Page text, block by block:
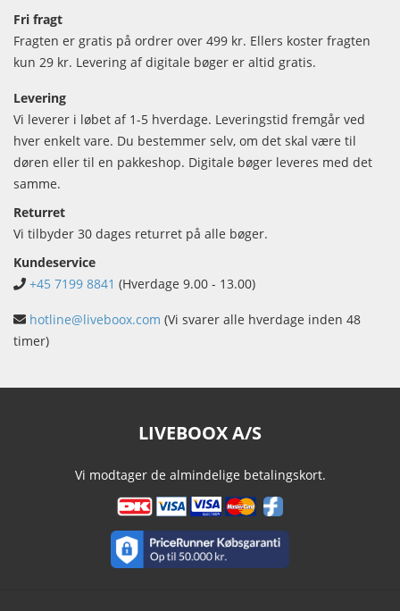
Fri fragt
Fragten er gratis på ordrer over 499 kr. Ellers koster fragten
kun 29 kr. Levering af digitale bøger er altid gratis.
Levering
Vi leverer i løbet af 1-5 hverdage. Leveringstid fremgår ved
hver enkelt vare. Du bestemmer selv, om det skal være til
døren eller til en pakkeshop. Digitale bøger leveres med det
samme.
Returret
Vi tilbyder 30 dages returret på alle bøger.
Kundeservice
+45 7199 8841 (Hverdage 9.00 - 13.00)
hotline@liveboox.com (Vi svarer alle hverdage inden 48
timer)
LIVEBOOX A/S
Vi modtager de almindelige betalingskort.